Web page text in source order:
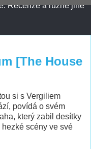
Recenze a různé jiné
[The House
si s Vergiliem
povídá o svém
který zabil desítky
scény ve své